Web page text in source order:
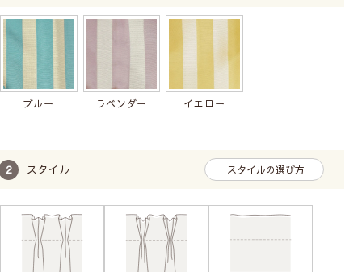
ブルー ラベンダー イエロー
スタイル スタイルの選び方